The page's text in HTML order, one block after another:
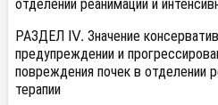
РАЗДЕЛ IV. Значение
предупреждении и
повреждения почек в отделении
терапии